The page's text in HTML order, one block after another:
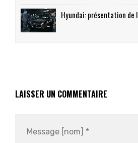
Hyundai: présentation de
LAISSER UN COMMENTAIRE